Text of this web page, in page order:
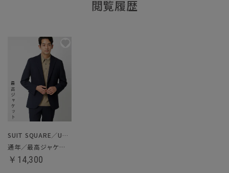
閲覧履歴
SUIT SQUARE／UNIVERSAL LANGUAGE
通年／最高ジャケット
￥14,300